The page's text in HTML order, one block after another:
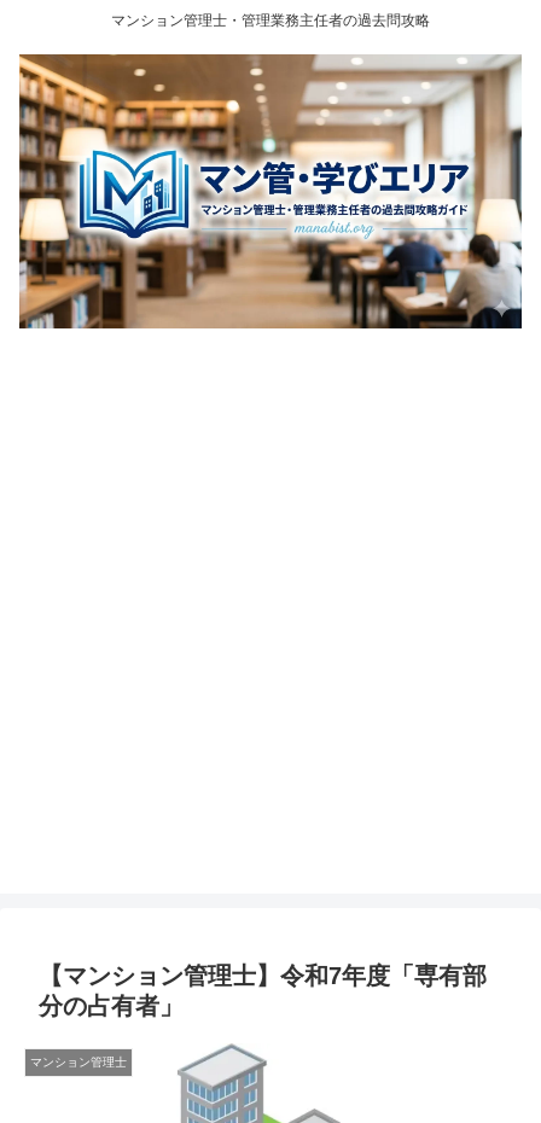
マンション管理士・管理業務主任者の過去問攻略
【マンション管理士】令和7年度「専有部
分の占有者」
マンション管理士